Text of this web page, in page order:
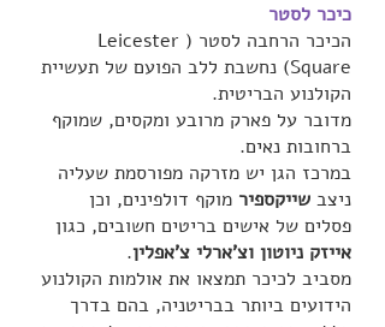
כיכר לסטר
הכיכר הרחבה לסטר (Leicester
Square) נחשבת ללב הפועם של תעשיית
הקולנוע הבריטית.
מדובר על פארק מרובע ומקסים, שמוקף
ברחובות נאים.
במרכז הגן יש מזרקה מפורסמת שעליה
ניצב שייקספיר מוקף דולפינים, וכן
פסלים של אישים בריטים חשובים, כגון
אייזק ניוטון וצ'ארלי צ'אפלין.
מסביב לכיכר תמצאו את אולמות הקולנוע
הידועים ביותר בבריטניה, בהם בדרך